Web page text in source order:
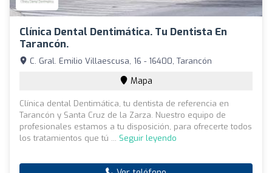
Clínica Dental Dentimática. Tu Dentista En
Tarancón.
C. Gral. Emilio Villaescusa, 16 - 16400, Tarancón
Mapa
Clínica dental Dentimática, tu dentista de referencia en
Tarancón y Santa Cruz de la Zarza. Nuestro equipo de
profesionales estamos a tu disposición, para ofrecerte todos
los tratamientos que tú ... Seguir leyendo